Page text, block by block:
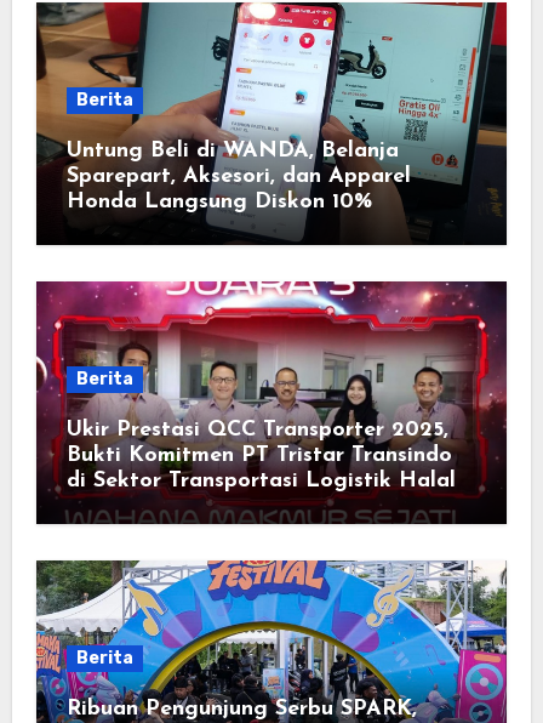
Berita
Untung Beli di WANDA, Belanja
Sparepart, Aksesori, dan Apparel
Honda Langsung Diskon 10%
Berita
Ukir Prestasi QCC Transporter 2025,
Bukti Komitmen PT Tristar Transindo
di Sektor Transportasi Logistik Halal
Berita
Ribuan Pengunjung Serbu SPARK,